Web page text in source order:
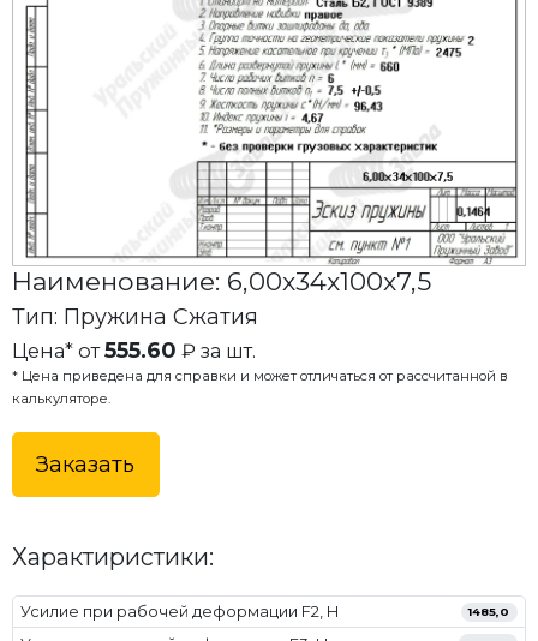
Наименование: 6,00x34x100x7,5
Тип: Пружина Сжатия
Цена* от555.60 ₽ за шт.
* Цена приведена для справки и может отличаться от рассчитанной в
калькуляторе.
Заказать
Характиристики:
Усилие при рабочей деформации F2, Н 1485,0